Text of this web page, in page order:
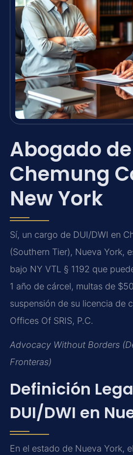
Abogado de
Chemung
New York
Sí, un cargo de DUI/DWI en
(Southern Tier), Nueva York,
bajo NY VTL § 1192 que
1 año de cárcel, multas de
suspensión de su licencia de
Offices Of SRIS, P.C.
Advocacy Without Borders
Fronteras)
Definición
DUI/DWI en
En el estado de Nueva York,